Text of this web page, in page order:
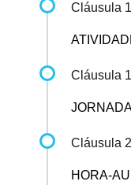
Cláusula
Cláusula
Cláusula
HORA-